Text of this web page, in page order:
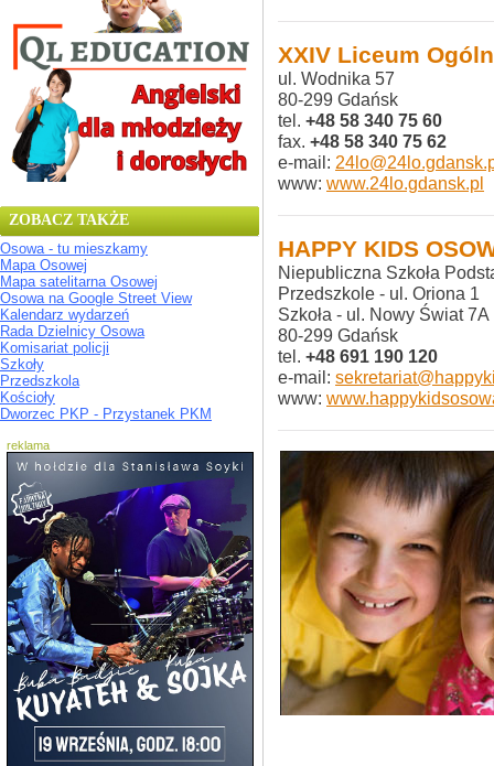
ZOBACZ TAKŻE
Osowa - tu mieszkamy
Mapa Osowej
Mapa satelitarna Osowej
Osowa na Google Street View
Kalendarz wydarzeń
Rada Dzielnicy Osowa
Komisariat policji
Szkoły
Przedszkola
Kościoły
Dworzec PKP - Przystanek PKM
reklama
XXIV Liceum
ul. Wodnika 57
80-299 Gdańsk
tel. +48 58 340 75 60
fax. +48 58 340 75 62
e-mail:
www: www.24lo.gdansk.pl
HAPPY KIDS
Niepubliczna Szkoła
Przedszkole - ul. Oriona 1
Szkoła - ul. Nowy Świat 7A
80-299 Gdańsk
tel. +48 691 190 120
e-mail:
www: